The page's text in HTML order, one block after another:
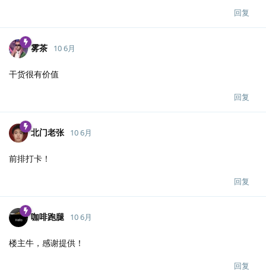
回复
雾茶 10 6月
干货很有价值
回复
北门老张 10 6月
前排打卡！
回复
咖啡跑腿 10 6月
楼主牛，感谢提供！
回复